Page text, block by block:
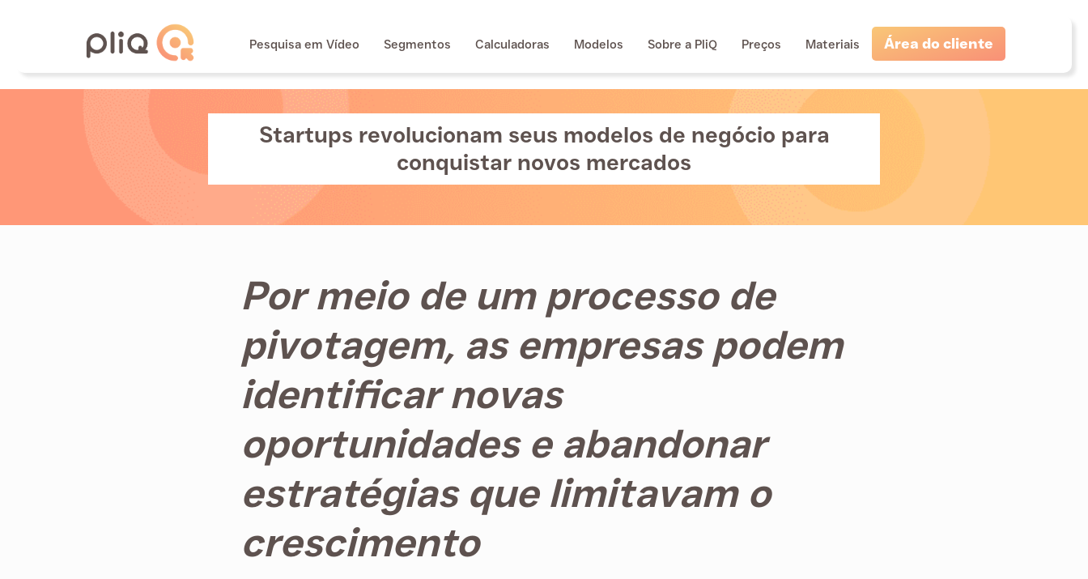
Pesquisa em Vídeo Segmentos Calculadoras Modelos Sobre a PliQ Preços Materiais Área do cliente
Startups revolucionam seus modelos de negócio para
conquistar novos mercados
Por meio de um processo de
pivotagem, as empresas podem
identificar novas
oportunidades e abandonar
estratégias que limitavam o
crescimento